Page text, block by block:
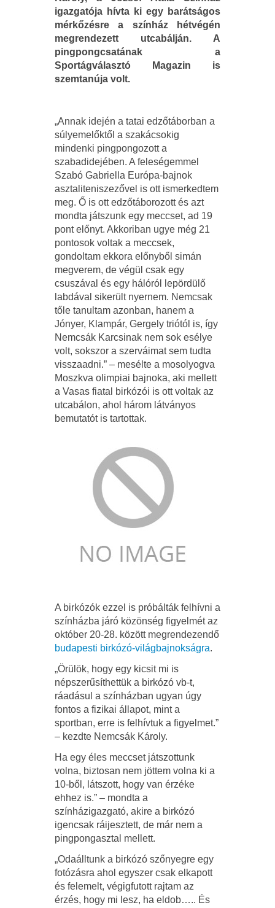
igazgatója hívta ki egy barátságos
mérkőzésre a színház hétvégén
megrendezett utcabálján. A
pingpongcsatának a
Sportágválasztó Magazin is
szemtanúja volt.
„Annak idején a tatai edzőtáborban a
súlyemelőktől a szakácsokig
mindenki pingpongozott a
szabadidejében. A feleségemmel
Szabó Gabriella Európa-bajnok
asztaliteniszezővel is ott ismerkedtem
meg. Ő is ott edzőtáborozott és azt
mondta játszunk egy meccset, ad 19
pont előnyt. Akkoriban ugye még 21
pontosok voltak a meccsek,
gondoltam ekkora előnyből simán
megverem, de végül csak egy
csuszával és egy hálóról lepördülő
labdával sikerült nyernem. Nemcsak
tőle tanultam azonban, hanem a
Jónyer, Klampár, Gergely triótól is, így
Nemcsák Karcsinak nem sok esélye
volt, sokszor a szerváimat sem tudta
visszaadni.” – mesélte a mosolyogva
Moszkva olimpiai bajnoka, aki mellett
a Vasas fiatal birkózói is ott voltak az
utcabálon, ahol három látványos
bemutatót is tartottak.
A birkózók ezzel is próbálták felhívni a
színházba járó közönség figyelmét az
október 20-28. között megrendezendő
budapesti birkózó-világbajnokságra.
„Örülök, hogy egy kicsit mi is
népszerűsíthettük a birkózó vb-t,
ráadásul a színházban ugyan úgy
fontos a fizikai állapot, mint a
sportban, erre is felhívtuk a figyelmet.”
– kezdte Nemcsák Károly.
Ha egy éles meccset játszottunk
volna, biztosan nem jöttem volna ki a
10-ből, látszott, hogy van érzéke
ehhez is.” – mondta a
színházigazgató, akire a birkózó
igencsak ráijesztett, de már nem a
pingpongasztal mellett.
„Odaálltunk a birkózó szőnyegre egy
fotózásra ahol egyszer csak elkapott
és felemelt, végigfutott rajtam az
érzés, hogy mi lesz, ha eldob….. És